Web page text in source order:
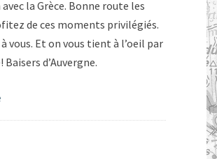
la Grèce. Bonne route les
de ces moments privilégiés.
vous. Et on vous tient à l’oeil par
d’Auvergne.